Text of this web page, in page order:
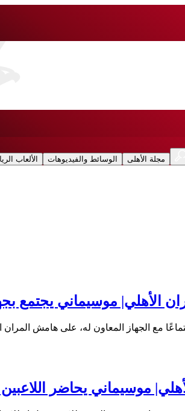
الألعاب الوسائط والفيديوهات مجلة الأهلى
الأهلي| موسيماني يجتمع
موسيماني يحاضر اللاعبين